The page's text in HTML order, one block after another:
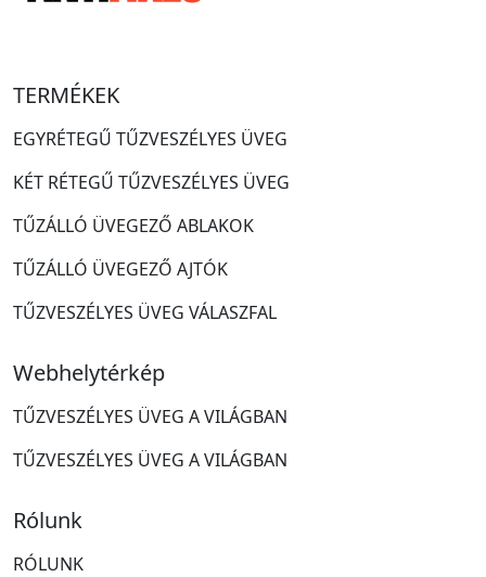
TERMÉKEK
EGYRÉTEGŰ TŰZVESZÉLYES ÜVEG
KÉT RÉTEGŰ TŰZVESZÉLYES ÜVEG
TŰZÁLLÓ ÜVEGEZŐ ABLAKOK
TŰZÁLLÓ ÜVEGEZŐ AJTÓK
TŰZVESZÉLYES ÜVEG VÁLASZFAL
Webhelytérkép
TŰZVESZÉLYES ÜVEG A VILÁGBAN
TŰZVESZÉLYES ÜVEG A VILÁGBAN
Rólunk
RÓLUNK